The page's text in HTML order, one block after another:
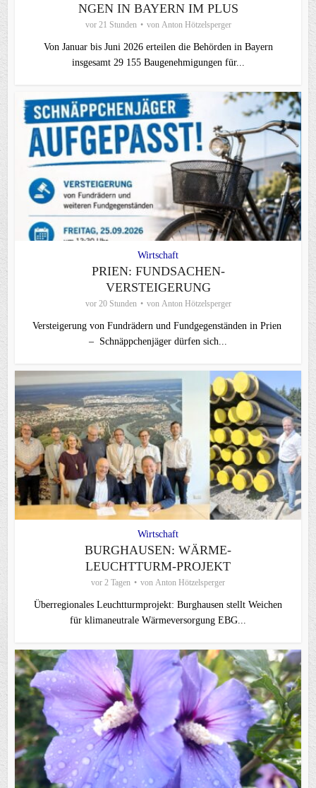
NGEN IN BAYERN IM PLUS
vor 21 Stunden von Anton Hötzelsperger
Von Januar bis Juni 2026 erteilen die Behörden in Bayern
insgesamt 29 155 Baugenehmigungen für...
Wirtschaft
PRIEN: FUNDSACHEN-
VERSTEIGERUNG
vor 20 Stunden von Anton Hötzelsperger
Versteigerung von Fundrädern und Fundgegenständen in Prien
– Schnäppchenjäger dürfen sich...
Wirtschaft
BURGHAUSEN: WÄRME-
LEUCHTTURM-PROJEKT
vor 2 Tagen von Anton Hötzelsperger
Überregionales Leuchtturmprojekt: Burghausen stellt Weichen
für klimaneutrale Wärmeversorgung EBG...